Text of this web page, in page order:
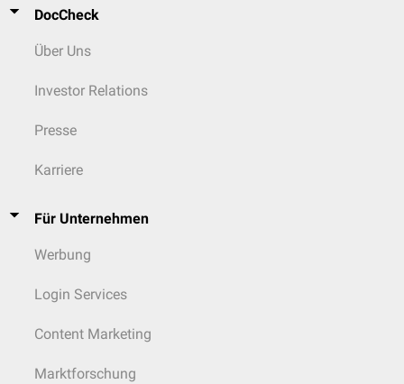
DocCheck
Über Uns
Investor Relations
Presse
Karriere
Für Unternehmen
Werbung
Login Services
Content Marketing
Marktforschung